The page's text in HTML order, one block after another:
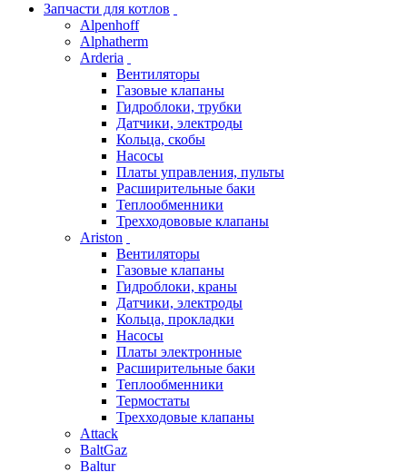
Запчасти для котлов
Alpenhoff
Alphatherm
Arderia
Вентиляторы
Газовые клапаны
Гидроблоки, трубки
Датчики, электроды
Кольца, скобы
Насосы
Платы управления, пульты
Расширительные баки
Теплообменники
Трехходововые клапаны
Ariston
Вентиляторы
Газовые клапаны
Гидроблоки, краны
Датчики, электроды
Кольца, прокладки
Насосы
Платы электронные
Расширительные баки
Теплообменники
Термостаты
Трехходовые клапаны
Attack
BaltGaz
Baltur